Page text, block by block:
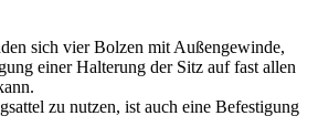
sich vier Bolzen mit Außengewinde,
einer Halterung der Sitz auf fast allen
zu nutzen, ist auch eine Befestigung